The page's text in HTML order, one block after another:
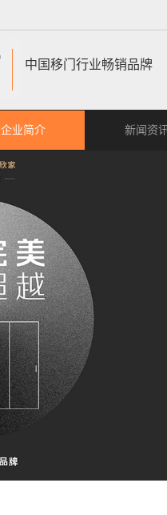
中国移门行业畅销品牌
企业简介 新闻资讯